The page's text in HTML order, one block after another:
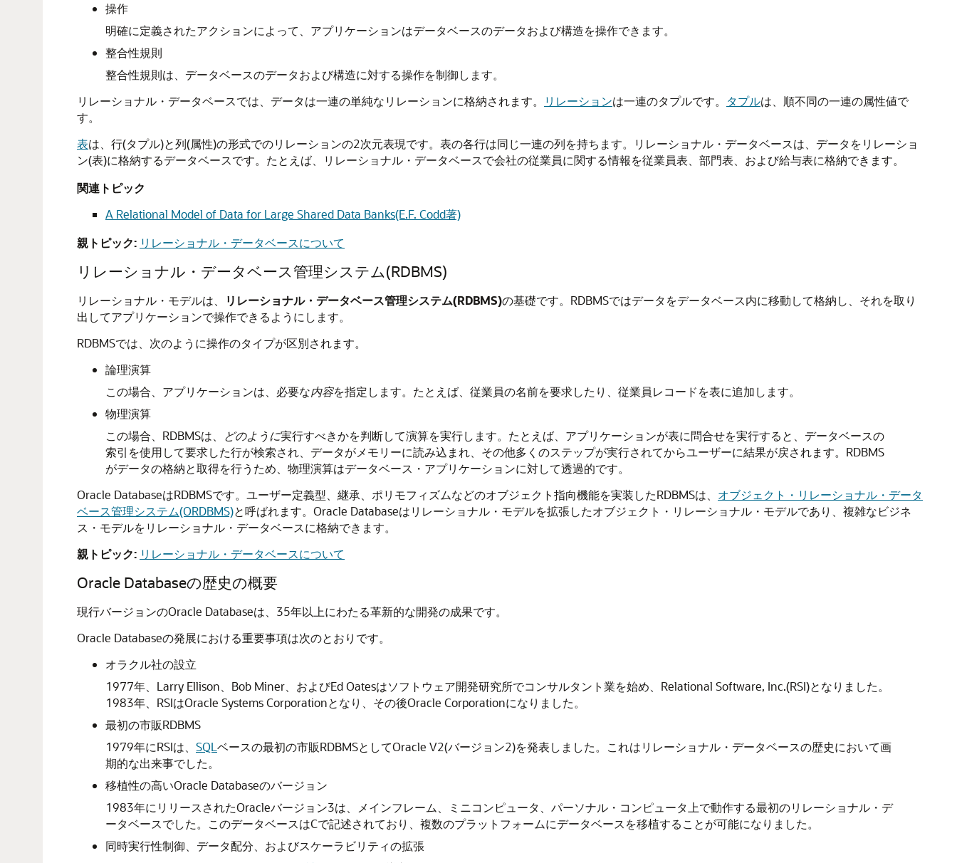
操作
明確に定義されたアクションによって、アプリケーションはデータベースのデータおよび構造を操作できます。
整合性規則
整合性規則は、データベースのデータおよび構造に対する操作を制御します。
リレーショナル・データベースでは、データは一連の単純なリレーションに格納されます。
リレーションは一連のタプルです。 タプルは、順不同の一連の属性値で
す。
表は、行(タプル)と列(属性)の形式でのリレーションの2次元表現です。表の各行は同じ一連の列を持ちます。リレーショナル・データベースは、データをリレーショ
ン(表)に格納するデータベースです。たとえば、リレーショナル・データベースで会社の従業員に関する情報を従業員表、部門表、および給与表に格納できます。
関連トピック
A Relational Model of Data for Large Shared Data Banks(E.F. Codd著)
親トピック: リレーショナル・データベースについて
リレーショナル・データベース管理システム(RDBMS)
リレーショナル・モデルは、 リレーショナル・データベース管理システム(RDBMS)の基礎です。RDBMSではデータをデータベース内に移動して格納し、それを取り
出してアプリケーションで操作できるようにします。
RDBMSでは、次のように操作のタイプが区別されます。
論理演算
この場合、アプリケーションは、必要な内容を指定します。たとえば、従業員の名前を要求したり、従業員レコードを表に追加します。
物理演算
この場合、RDBMSは、
どのように実行すべきかを判断して演算を実行します。たとえば、アプリケーションが表に問合せを実行すると、データベースの
索引を使用して要求した行が検索され、データがメモリーに読み込まれ、その他多くのステップが実行されてからユーザーに結果が戻されます。RDBMS
がデータの格納と取得を行うため、物理演算はデータベース・アプリケーションに対して透過的です。
Oracle DatabaseはRDBMSです。ユーザー定義型、継承、ポリモフィズムなどのオブジェクト指向機能を実装したRDBMSは、 オブジェクト・リレーショナル・データ
ベース管理システム(ORDBMS)と呼ばれます。Oracle Databaseはリレーショナル・モデルを拡張したオブジェクト・リレーショナル・モデルであり、複雑なビジネ
ス・モデルをリレーショナル・データベースに格納できます。
親トピック: リレーショナル・データベースについて
Oracle Databaseの歴史の概要
現行バージョンのOracle Databaseは、35年以上にわたる革新的な開発の成果です。
Oracle Databaseの発展における重要事項は次のとおりです。
オラクル社の設立
1977年、Larry Ellison、Bob Miner、およびEd Oatesはソフトウェア開発研究所でコンサルタント業を始め、Relational Software, Inc.(RSI)となりました。
1983年、RSIはOracle Systems Corporationとなり、その後Oracle Corporationになりました。
最初の市販RDBMS
1979年にRSIは、 SQL ベースの最初の市販RDBMSとしてOracle V2(バージョン2)を発表しました。これはリレーショナル・データベースの歴史において画
期的な出来事でした。
移植性の高いOracle Databaseのバージョン
1983年にリリースされたOracleバージョン3は、メインフレーム、ミニコンピュータ、パーソナル・コンピュータ上で動作する最初のリレーショナル・デ
ータベースでした。このデータベースはCで記述されており、複数のプラットフォームにデータベースを移植することが可能になりました。
同時実行性制御、データ配分、およびスケーラビリティの拡張